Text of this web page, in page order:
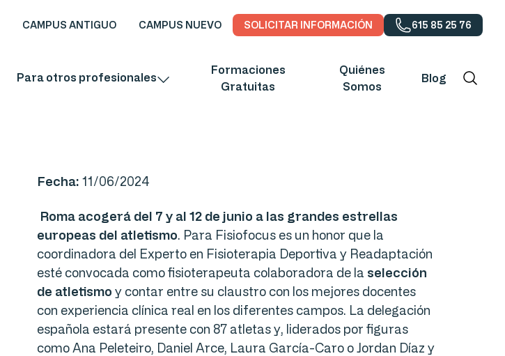
CAMPUS ANTIGUO CAMPUS NUEVO SOLICITAR INFORMACIÓN 615 85 25 76
Para otros profesionales
Formaciones
Gratuitas
Quiénes
Somos
Blog
Fecha: 11/06/2024
Roma acogerá del 7 y al 12 de junio a las grandes estrellas
europeas del atletismo. Para Fisiofocus es un honor que la
coordinadora del Experto en Fisioterapia Deportiva y Readaptación
esté convocada como fisioterapeuta colaboradora de la selección
de atletismo y contar entre su claustro con los mejores docentes
con experiencia clínica real en los diferentes campos. La delegación
española estará presente con 87 atletas y, liderados por figuras
como Ana Peleteiro, Daniel Arce, Laura García-Caro o Jordan Díaz y